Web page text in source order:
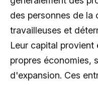
des personnes de la
travailleuses et
Leur capital provient
propres économies,
d'expansion. Ces